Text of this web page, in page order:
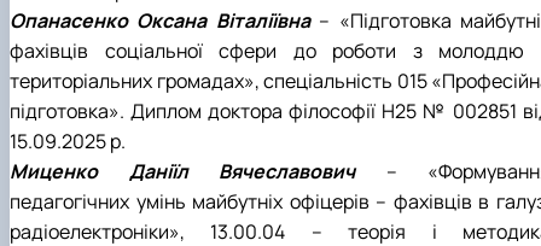
Опанасенко Оксана Віталіївна– «Підготовка
фахівців соціальної сфери до роботи з молоддю
територіальних громадах», спеціальність 015
підготовка». Диплом доктора філософії H25 № 002851
15.09.2025 р.
Миценко Даніїл Вячеславович–
педагогічних умінь майбутніх офіцерів – фахівців в
радіоелектроніки», 13.00.04 – теорія і